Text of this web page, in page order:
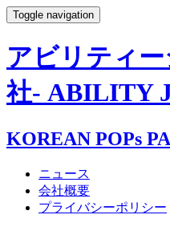
Toggle navigation
アビリティ
社- ABILITY
KOREAN POPs
ニュース
会社概要
プライバシーポリシー